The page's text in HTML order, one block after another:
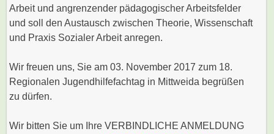
Arbeit und angrenzender pädagogischer Arbeitsfelder
und soll den Austausch zwischen Theorie, Wissenschaft
und Praxis Sozialer Arbeit anregen.
Wir freuen uns, Sie am 03. November 2017 zum 18.
Regionalen Jugendhilfefachtag in Mittweida begrüßen
zu dürfen.
Wir bitten Sie um Ihre VERBINDLICHE ANMELDUNG